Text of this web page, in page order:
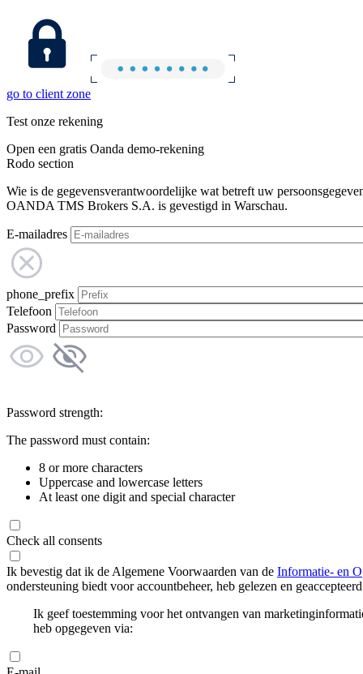
go to client zone
Test onze rekening
Open een gratis Oanda demo-rekening
Rodo section
Wie is de gegevensverantwoordelijke wat betreft uw
OANDA TMS Brokers S.A. is gevestigd in Warschau.
E-mailadres
phone_prefix
Telefoon
Password
Password strength:
The password must contain:
8 or more characters
Uppercase and lowercase letters
At least one digit and special character
Check all consents
Ik bevestig dat ik de Algemene Voorwaarden van de Informatie- en
ondersteuning biedt voor accountbeheer, heb gelezen en
Ik geef toestemming voor het ontvangen van
heb opgegeven via: